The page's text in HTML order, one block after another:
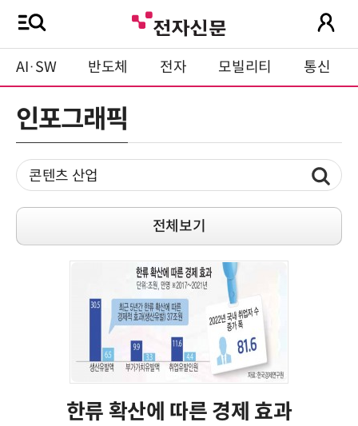
AI·SW 반도체 전자 모빌리티 통신
인포그래픽
전체보기
한류 확산에 따른 경제 효과